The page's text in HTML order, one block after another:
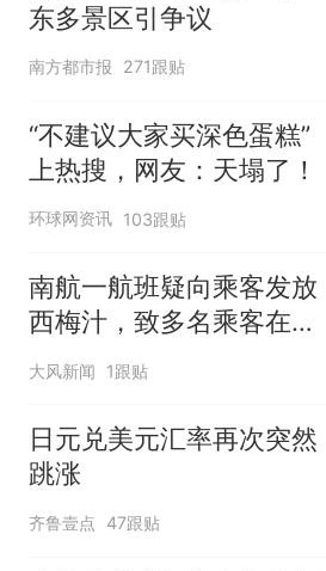
东多景区引争议
南方都市报 271跟贴
“不建议大家买深色蛋糕”
上热搜，网友：天塌了！
环球网资讯 103跟贴
南航一航班疑向乘客发放
西梅汁，致多名乘客在飞
行途中排队上厕所！乘
客：机上100多人只有2个
厕所；客服回应：并非每
架飞机都会发放西梅汁
大风新闻 1跟贴
日元兑美元汇率再次突然
跳涨
齐鲁壹点 47跟贴